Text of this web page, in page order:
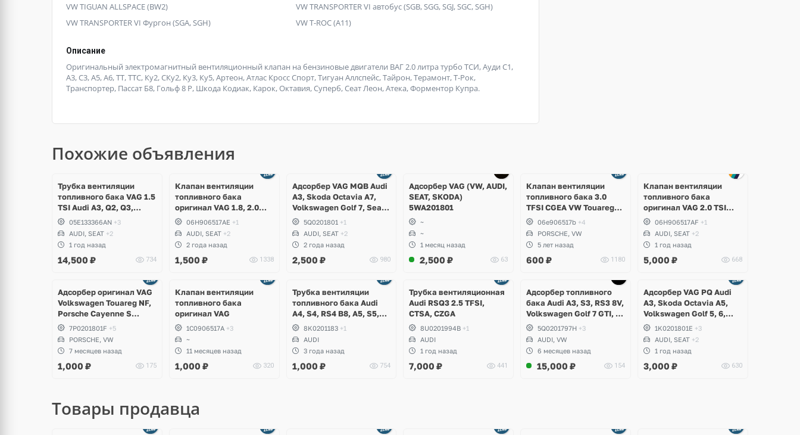
VW TIGUAN ALLSPACE (BW2)
VW TRANSPORTER VI автобус (SGB, SGG, SGJ, SGC, SGH)
VW TRANSPORTER VI Фургон (SGA, SGH)
VW T-ROC (A11)
Описание
Оригинальный электромагнитный вентиляционный клапан на бензиновые двигатели ВАГ 2.0 литра турбо ТСИ, Ауди С1,
А3, С3, А5, А6, ТТ, ТТС, Ку2, СКу2, Ку3, Ку5, Артеон, Атлас Кросс Спорт, Тигуан Аллспейс, Тайрон, Терамонт, Т-Рок,
Транспортер, Пассат Б8, Гольф 8 Р, Шкода Кодиак, Карок, Октавия, Суперб, Сеат Леон, Атека, Форментор Купра.
Похожие объявления
Трубка вентиляции
топливного бака VAG 1.5
TSI Audi A3, Q2, Q3,
Volkswagen Golf 7, 8,
Passat B8, T-Roc, Skoda
Octavia, Kodiaq, Karoq,
Superb, Seat Leon, Ateca
05E133366AN +3
AUDI, SEAT +2
1 год назад
14,500 ₽ 734
Клапан вентиляции
топливного бака
оригинал VAG 1.8, 2.0
TSI, Audi A3, S3, TT, TTS,
Q2, Q3, Volkswagen
Arteon, Golf 7.5 R, GTI,
Tiguan, Passat, T-Roc,
Skoda Octavia A7,
06H906517AE +1
AUDI, SEAT +2
2 года назад
1,500 ₽ 1338
Адсорбер VAG MQB Audi
A3, Skoda Octavia A7,
Volkswagen Golf 7, Seat
Leon5Q0201801 +1
AUDI, SEAT +2
2 года назад
2,500 ₽ 980
Адсорбер VAG (VW, AUDI,
SEAT, SKODA)
5WA201801
~
~
1 месяц назад
2,500 ₽ 63
Клапан вентиляции
топливного бака 3.0
TFSI CGEA VW Touareg
NF, Porsche Cayenne S
Hybrid
06e906517b +4
PORSCHE, VW
5 лет назад
600 ₽ 1180
Клапан вентиляции
топливного бака
оригинал VAG 2.0 TSI
gen3, CZPB, DKZA, Audi
A3, Q3, Volkswagen
Arteon, Passat B8,
Tiguan, T-Roc, Skoda
Kodiaq, Octavia, Superb,
06H906517AF +1
AUDI, SEAT +2
1 год назад
5,000 ₽ 668
Адсорбер оригинал VAG
Volkswagen Touareg NF,
Porsche Cayenne S
Hybrid 958, V6 3.0 TFSI,
CGEA, CGFA
7P0201801F +5
PORSCHE, VW
7 месяцев назад
1,000 ₽ 175
Клапан вентиляции
топливного бака
оригинал VAG
1C0906517A +3
~
11 месяцев назад
1,000 ₽ 320
Трубка вентиляции
топливного бака Audi
A4, S4, RS4 B8, A5, S5,
RS58K0201183 +1
AUDI
3 года назад
1,000 ₽ 754
Трубка вентиляционная
Audi RSQ3 2.5 TFSI,
CTSA, CZGA
8U0201994B +1
AUDI
1 год назад
7,000 ₽ 441
Адсорбер топливного
бака Audi A3, S3, RS3 8V,
Volkswagen Golf 7 GTI, R,
Jetta GLI USA
5Q0201797H +3
AUDI, VW
6 месяцев назад
15,000 ₽ 154
Адсорбер VAG PQ Audi
A3, Skoda Octavia A5,
Volkswagen Golf 5, 6,
Seat Leon
1K0201801E +3
AUDI, SEAT +2
1 год назад
3,000 ₽ 630
Товары продавца